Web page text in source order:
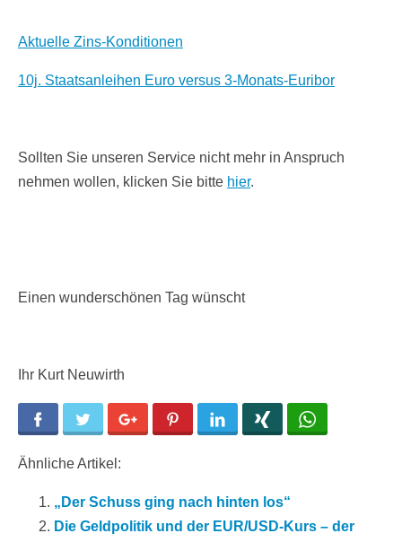
Aktuelle Zins-Konditionen
10j. Staatsanleihen Euro versus 3-Monats-Euribor
Sollten Sie unseren Service nicht mehr in Anspruch
nehmen wollen, klicken Sie bitte hier.
Einen wunderschönen Tag wünscht
Ihr Kurt Neuwirth
Facebook Twitter Google+ Pinterest LinkedIn
Ähnliche Artikel:
„Der Schuss ging nach hinten los“
Die Geldpolitik und der EUR/USD-Kurs – der